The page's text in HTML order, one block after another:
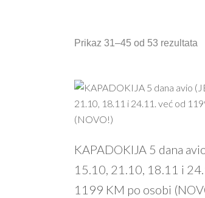
Prikaz 31–45 od 53 rezultata
KAPADOKIJA 5 dana
15.10, 21.10, 18.11 i
1199 KM po osobi